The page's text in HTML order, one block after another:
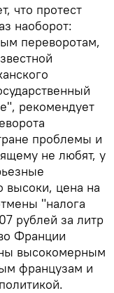
что протест
наоборот:
переворотам,
рекомендует
проблемы и
не любят, у
высоки, цена на
"налога
рублей за литр
Франции
высокомерным
французам и